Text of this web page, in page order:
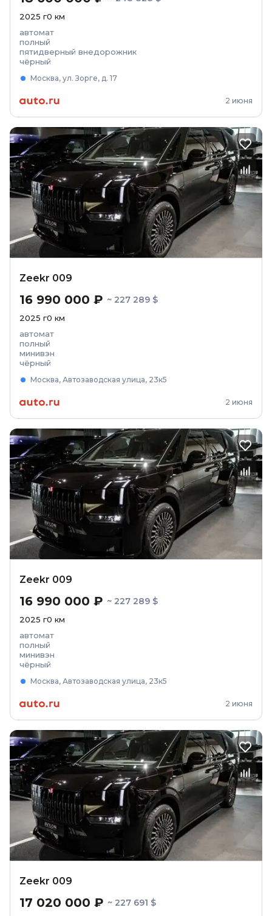
2025 г0 км
автомат
полный
пятидверный внедорожник
чёрный
Москва, ул. Зорге, д. 17
2 июня
Zeekr 009
16 990 000 ₽ ~ 227 289 $
2025 г0 км
автомат
полный
минивэн
чёрный
Москва, Автозаводская улица, 23к5
2 июня
Zeekr 009
16 990 000 ₽ ~ 227 289 $
2025 г0 км
автомат
полный
минивэн
чёрный
Москва, Автозаводская улица, 23к5
2 июня
Zeekr 009
17 020 000 ₽ ~ 227 691 $